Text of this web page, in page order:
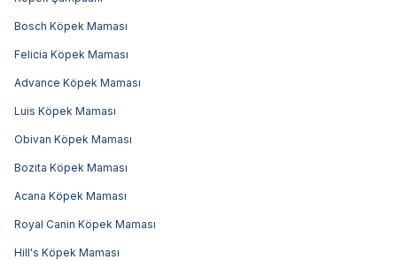
Bosch Köpek Maması
Felicia Köpek Maması
Advance Köpek Maması
Luis Köpek Maması
Obivan Köpek Maması
Bozita Köpek Maması
Acana Köpek Maması
Royal Canin Köpek Maması
Hill's Köpek Maması